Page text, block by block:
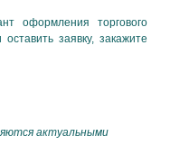
оформления торгового
заявку, закажите
актуальными